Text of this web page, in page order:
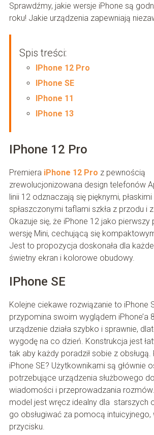
Sprawdźmy, jakie wersje iPhone są
roku! Jakie urządzenia zapewniają
Spis treści:
IPhone 12 Pro
IPhone SE
IPhone 11
IPhone 13
IPhone 12 Pro
Premiera iPhone 12 Pro z pewnością
zrewolucjonizowana design telefonów
linii 12 odznaczają się pięknymi,
spłaszczonymi taflami szkła z przodu i z
Okazuje się, że iPhone 12 jako pierwszy
wersję Mini, cechującą się
Jest to propozycja doskonała dla
świetny ekran i kolorowe obudowy.
IPhone SE
Kolejne ciekawe rozwiązanie to iPhone
przypomina swoim wyglądem iPhone’a
urządzenie działa szybko i sprawnie,
wygodę na co dzień. Konstrukcja jest
tak aby każdy poradził sobie z
iPhone SE? Użytkownikami są głównie
potrzebujące urządzenia służbowego
wiadomości i przeprowadzania
model jest wręcz idealny dla starszych
go obsługiwać za pomocą
przycisku.